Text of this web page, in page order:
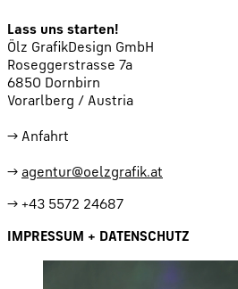
Lass uns starten!
Ölz GrafikDesign GmbH
Roseggerstrasse 7a
6850 Dornbirn
Vorarlberg / Austria
→ Anfahrt
→ agentur@oelzgrafik.at
→ +43 5572 24687
IMPRESSUM + DATENSCHUTZ